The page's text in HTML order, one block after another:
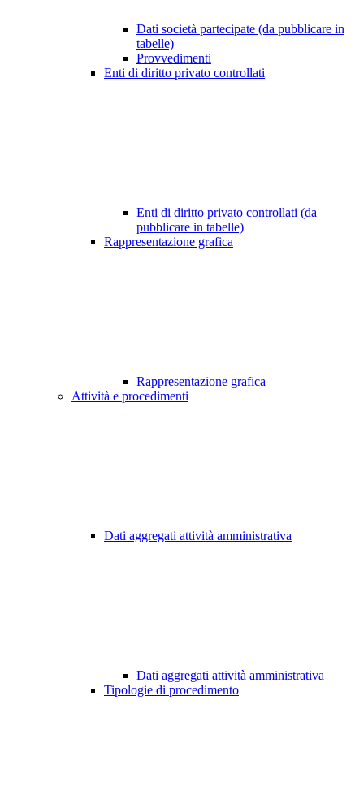
Dati società partecipate (da pubblicare in
tabelle)
Provvedimenti
Enti di diritto privato controllati
Enti di diritto privato controllati (da
pubblicare in tabelle)
Rappresentazione grafica
Rappresentazione grafica
Attività e procedimenti
Dati aggregati attività amministrativa
Dati aggregati attività amministrativa
Tipologie di procedimento